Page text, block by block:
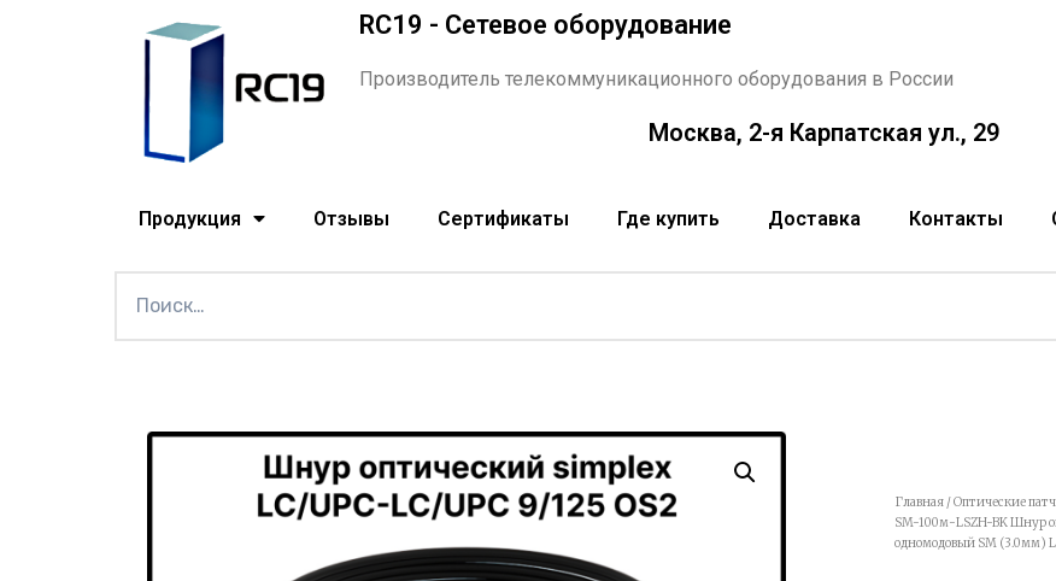
RC19 - Сетевое оборудование
Производитель телекоммуникационного оборудования в России
Москва, 2-я Карпатская ул., 29
Продукция Отзывы Сертификаты Где купить Доставка Контакты
Главная /Оптические
SM-100м-LSZH-BK Шнур
одномодовый SM (3.0мм)